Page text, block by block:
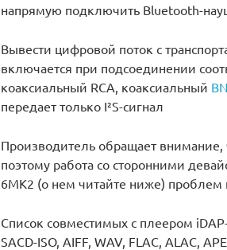
напрямую подключить Bluetooth-
Вывести цифровой поток с
включается при подсоединении
коаксиальный RCA, коаксиальный
передает только I²S-сигнал
Производитель обращает внимание,
поэтому работа со сторонними
6MK2 (о нем читайте ниже) проблем
Список совместимых с плеером
SACD-ISO, AIFF, WAV, FLAC, ALAC,